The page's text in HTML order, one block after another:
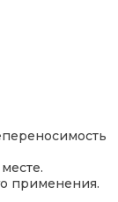
применения.